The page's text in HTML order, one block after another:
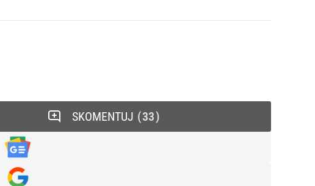
SKOMENTUJ 33